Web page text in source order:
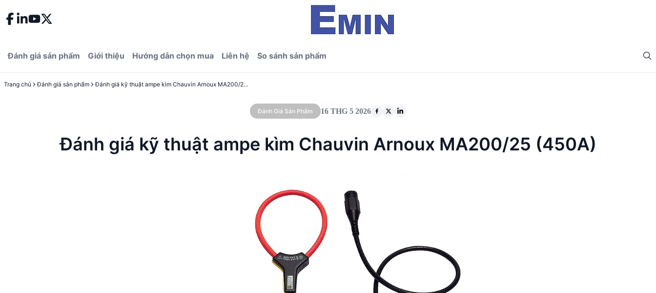
Đánh giá sản phẩm Giới thiệu Hướng dẫn chọn mua Liên hệ So sánh sản phẩm
Trang chủ Đánh giá sản phẩm Đánh giá kỹ thuật ampe kìm Chauvin Arnoux MA200/25 (450A)
Đánh Giá Sản Phẩm 16 THG 5 2026
Đánh giá kỹ thuật ampe kìm Chauvin Arnoux MA200/25 (450A)